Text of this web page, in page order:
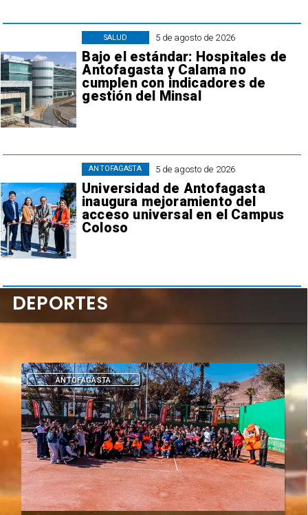
5 de agosto de 2026
Bajo el estándar: Hospitales de
Antofagasta y Calama no
cumplen con indicadores de
gestión del Minsal
SALUD
5 de agosto de 2026
Universidad de Antofagasta
inaugura mejoramiento del
acceso universal en el Campus
Coloso
ANTOFAGASTA
DEPORTES
DEPORTES